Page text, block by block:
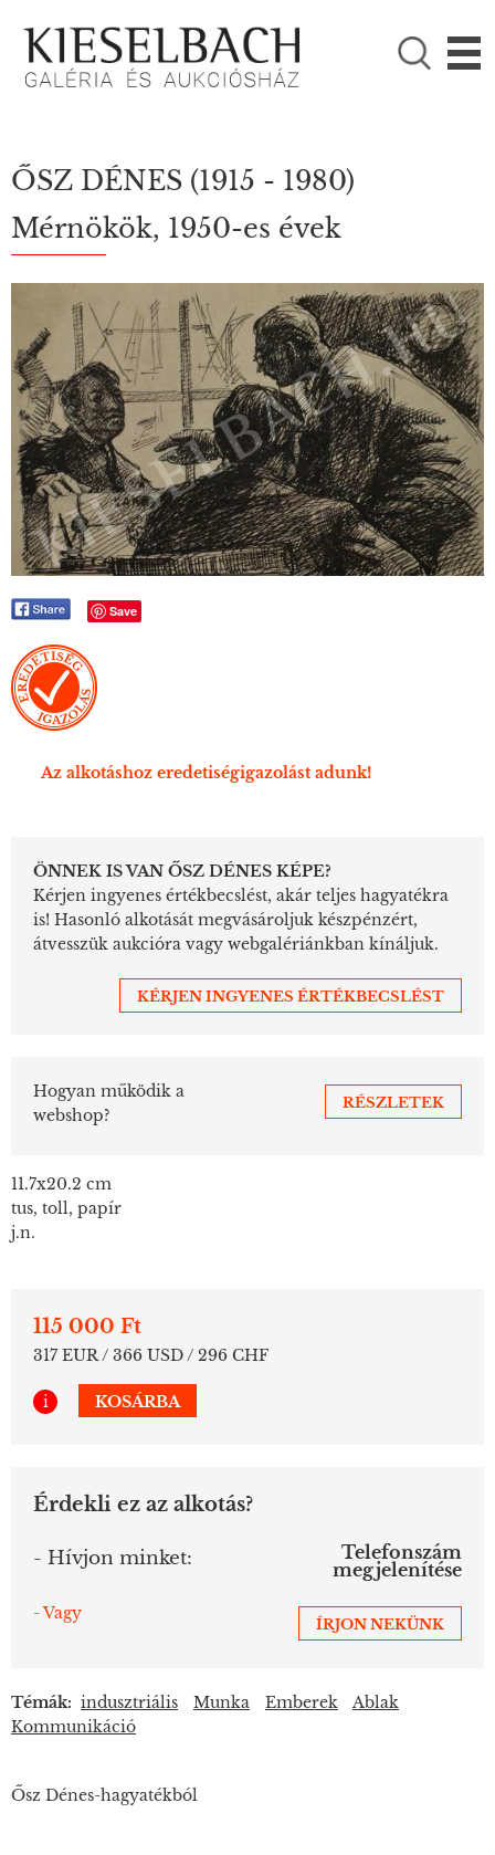

KÉRJÜK VÁLASSZON!
Festmények
ŐSZ DÉNES (1915 - 1980)
Mérnökök, 1950-es évek
Save
Az alkotáshoz eredetiségigazolást adunk!
ÖNNEK IS VAN ŐSZ DÉNES KÉPE?
Kérjen ingyenes értékbecslést, akár teljes hagyatékra
is! Hasonló alkotását megvásároljuk készpénzért,
átvesszük aukcióra vagy webgalériánkban kínáljuk.
KÉRJEN INGYENES ÉRTÉKBECSLÉST
Hogyan működik a
webshop?
RÉSZLETEK
11.7x20.2 cm
tus, toll, papír
j.n.
115 000 Ft
317 EUR / 366 USD / 296 CHF
i KOSÁRBA
Érdekli ez az alkotás?
- Hívjon minket:
Telefonszám
megjelenítése
- Vagy
ÍRJON NEKÜNK
Témák: indusztriális Munka Emberek
Ablak
Kommunikáció
Ősz Dénes-hagyatékból